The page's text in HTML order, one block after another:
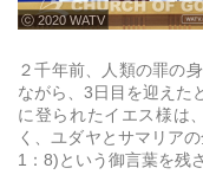
ⓒ 2020 WATV
２千年前、人類の罪の
ながら、3日目を迎えた
に登られたイエス様は
く、ユダヤとサマリア
1：8)という御言葉を残